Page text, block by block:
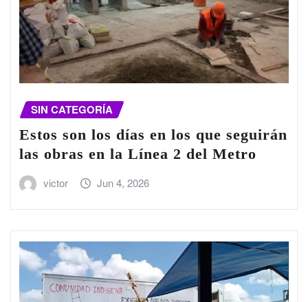
SIN CATEGORÍA
Estos son los días en los que seguirán
las obras en la Línea 2 del Metro
victor Jun 4, 2026